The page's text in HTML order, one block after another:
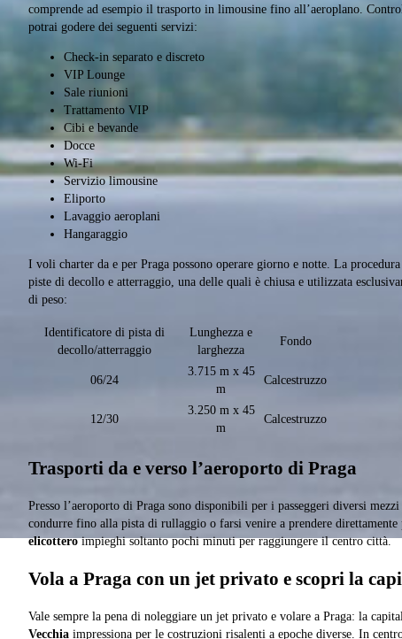
comprende ad esempio il trasporto in limousine fino all’aeroplano.
potrai godere dei seguenti servizi:
Check-in separato e discreto
VIP Lounge
Sale riunioni
Trattamento VIP
Cibi e bevande
Docce
Wi-Fi
Servizio limousine
Eliporto
Lavaggio aeroplani
Hangaraggio
I voli charter da e per Praga possono operare giorno e notte. La
piste di decollo e atterraggio, una delle quali è chiusa e utilizzata
di peso:
Identificatore di pista di
decollo/atterraggio
Lunghezza e
larghezza
Fondo
06/24
3.715 m x 45
m
Calcestruzzo
12/30
3.250 m x 45
m
Calcestruzzo
Trasporti da e verso l’aeroporto di Praga
Presso l’aeroporto di Praga sono disponibili per i passeggeri diversi
condurre fino alla pista di rullaggio o farsi venire a prendere
elicotteroimpieghi soltanto pochi minuti per raggiungere il centro città.
Vola a Praga con un jet privato e scopri la
Vale sempre la pena di noleggiare un jet privato e volare a Praga: la
Vecchia impressiona per le costruzioni risalenti a epoche diverse. In